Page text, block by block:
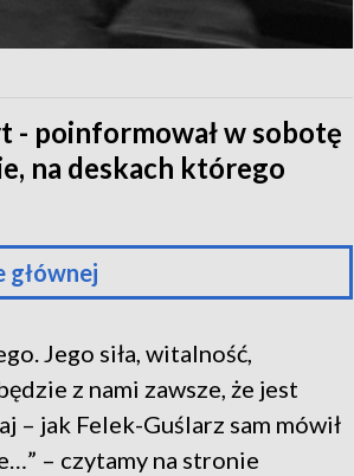
- poinformował w sobotę
na deskach którego
głównej
Jego siła, witalność,
z nami zawsze, że jest
– jak Felek-Guślarz sam mówił
– czytamy na stronie